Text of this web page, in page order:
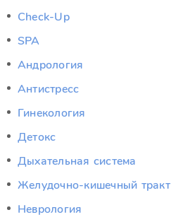
Check-Up
SPA
Андрология
Антистресс
Гинекология
Детокс
Дыхательная система
Желудочно-кишечный тракт
Неврология